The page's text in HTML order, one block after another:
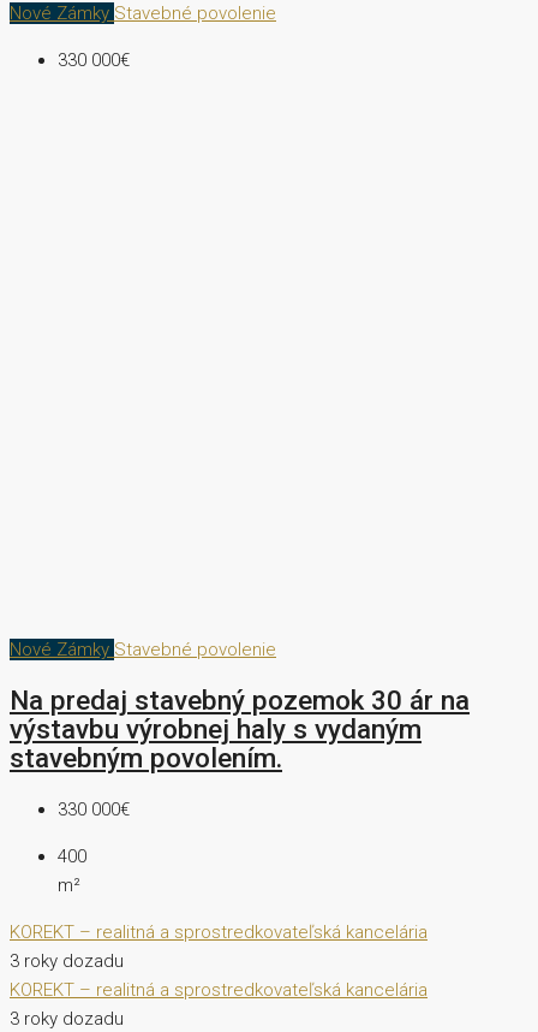
Nové Zámky Stavebné povolenie
330 000€
Nové Zámky Stavebné povolenie
Na predaj stavebný pozemok 30 ár na
výstavbu výrobnej haly s vydaným
stavebným povolením.
330 000€
400
m²
KOREKT – realitná a sprostredkovateľská kancelária
3 roky dozadu
KOREKT – realitná a sprostredkovateľská kancelária
3 roky dozadu